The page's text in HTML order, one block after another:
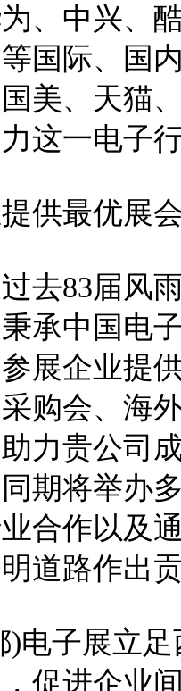
、中兴、
国际、国
美、天猫
这一电子
供最优展
去83届风
秉承中国电
展企业提
购会、海
力贵公司
期将举办
合作以及
道路作出
)电子展立
促进企业